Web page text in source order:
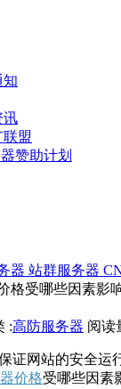
知
讯
联盟
赞助计划
器 站群服务器
格受哪些因素影
:高防服务器 阅读
证网站的安全
价格受哪些因素